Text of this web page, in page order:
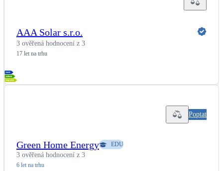
AAA Solar s.r.o.
3 ověřená hodnocení z 3
17 let na trhu
Poptat
Green Home Energy EDU
3 ověřená hodnocení z 3
6 let na trhu